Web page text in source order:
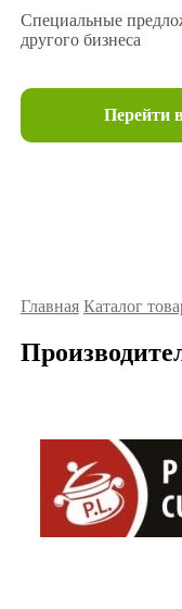
Специальные
другого бизнеса
Перейти
Главная Каталог